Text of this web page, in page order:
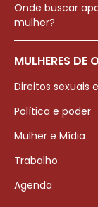
Onde buscar
mulher?
MULHERES DE
Direitos sexuais
Política e poder
Mulher e Mídia
Trabalho
Agenda